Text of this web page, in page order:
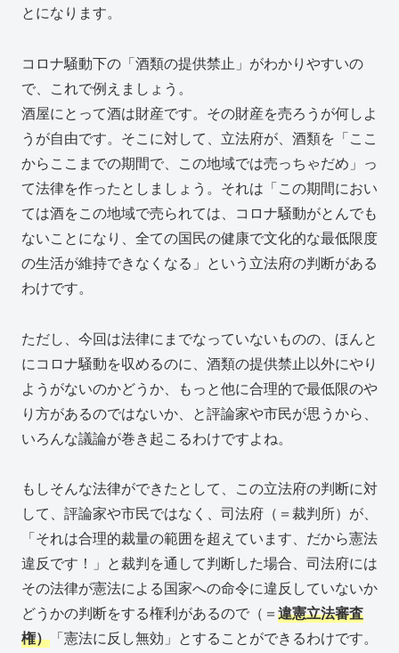
とになります。
コロナ騒動下の「酒類の提供禁止」がわかりやすいの
で、これで例えましょう。
酒屋にとって酒は財産です。その財産を売ろうが何しよ
うが自由です。そこに対して、立法府が、酒類を「ここ
からここまでの期間で、この地域では売っちゃだめ」っ
て法律を作ったとしましょう。それは「この期間におい
ては酒をこの地域で売られては、コロナ騒動がとんでも
ないことになり、全ての国民の健康で文化的な最低限度
の生活が維持できなくなる」という立法府の判断がある
わけです。
ただし、今回は法律にまでなっていないものの、ほんと
にコロナ騒動を収めるのに、酒類の提供禁止以外にやり
ようがないのかどうか、もっと他に合理的で最低限のや
り方があるのではないか、と評論家や市民が思うから、
いろんな議論が巻き起こるわけですよね。
もしそんな法律ができたとして、この立法府の判断に対
して、評論家や市民ではなく、司法府（＝裁判所）が、
「それは合理的裁量の範囲を超えています、だから憲法
違反です！」と裁判を通して判断した場合、司法府には
その法律が憲法による国家への命令に違反していないか
どうかの判断をする権利があるので（＝違憲立法審査
権） 「憲法に反し無効」とすることができるわけです。